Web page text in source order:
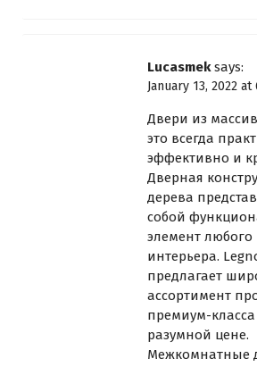
Lucasmek says:
January 13, 2022 at
Двери из
это всегда
эффективно и
Дверная
дерева
собой
элемент любого
интерьера.
предлагает
ассортимент
премиум-
разумной цене.
Межкомнатные